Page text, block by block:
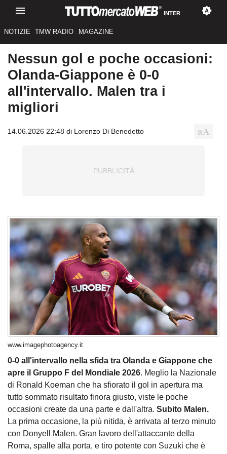
INTER
NOTIZIE TMW RADIO MAGAZINE
Nessun gol e poche occasioni:
Olanda-Giappone è 0-0
all'intervallo. Malen tra i
migliori
14.06.2026 22:48 di Lorenzo Di Benedetto
www.imagephotoagency.it
0-0 all'intervallo nella sfida tra Olanda e Giappone che
apre il Gruppo F del Mondiale 2026. Meglio la Nazionale
di Ronald Koeman che ha sfiorato il gol in apertura ma
tutto sommato risultato finora giusto, viste le poche
occasioni create da una parte e dall'altra. Subito Malen.
La prima occasione, la più nitida, è arrivata al terzo minuto
con Donyell Malen. Gran lavoro dell'attaccante della
Roma, spalle alla porta, e tiro potente con Suzuki che è